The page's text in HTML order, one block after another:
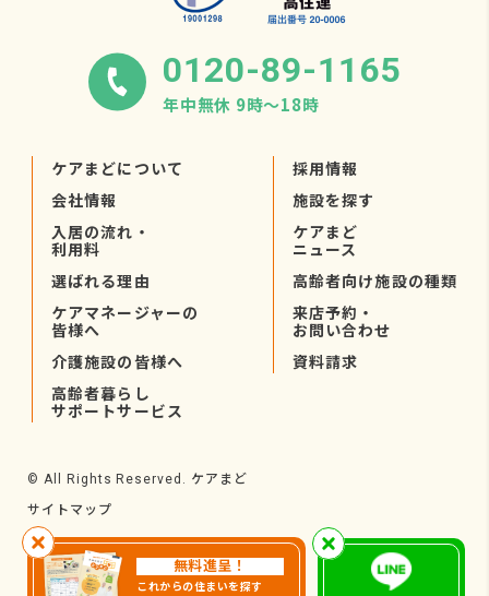
無料進呈！
これからの住まいを探す
0120-89-1165
年中無休 9時〜18時
ケアまどについて
会社情報
入居の流れ・
利用料
選ばれる理由
ケアマネージャーの
皆様へ
介護施設の皆様へ
高齢者暮らし
サポートサービス
採用情報
施設を探す
ケアまど
ニュース
高齢者向け施設の種類
来店予約・
お問い合わせ
資料請求
© All Rights Reserved. ケアまど
サイトマップ